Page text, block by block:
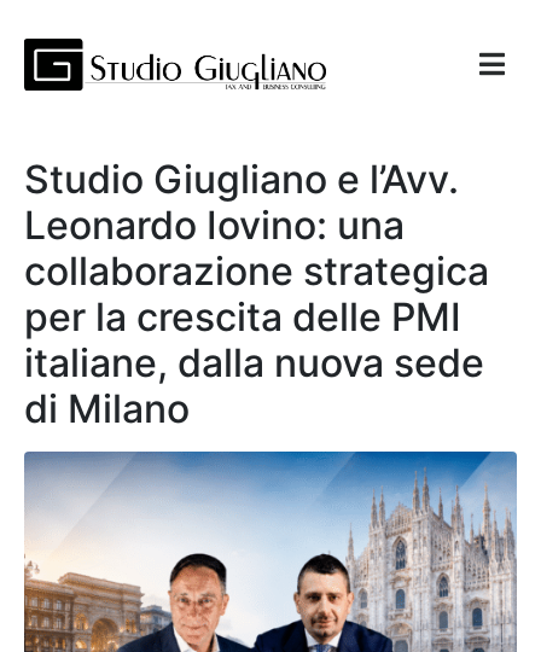
Studio Giugliano e l’Avv.
Leonardo Iovino: una
collaborazione strategica
per la crescita delle PMI
italiane, dalla nuova sede
di Milano